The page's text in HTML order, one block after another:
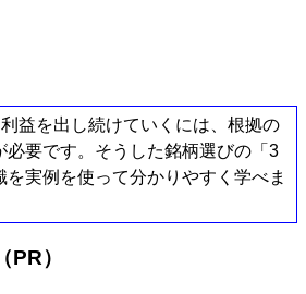
益を出し続けていくには、根拠の
必要です。そうした銘柄選びの「3
実例を使って分かりやすく学べま
）